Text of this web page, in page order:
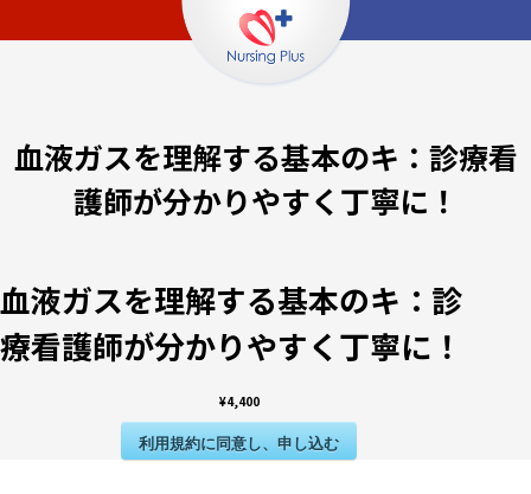
血液ガスを理解する基本のキ：診療看
護師が分かりやすく丁寧に！
血液ガスを理解する基本のキ：診
療看護師が分かりやすく丁寧に！
¥4,400
利用規約に同意し、申し込む